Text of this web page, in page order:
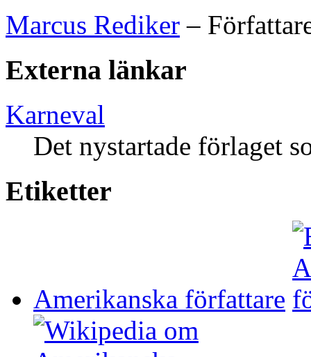
Marcus Rediker –
Externa länkar
Karneval
Det nystartade förlaget
Etiketter
Amerikanska författare